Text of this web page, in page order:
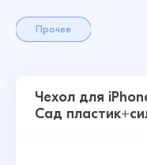
Прочее
Чехол для
Сад